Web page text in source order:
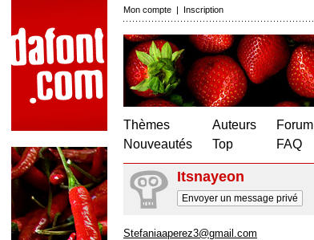
Mon compte | Inscription
Thèmes
Nouveautés
Auteurs
Top
Forum
FAQ
Itsnayeon
Envoyer un message privé
Stefaniaaperez3@gmail.com